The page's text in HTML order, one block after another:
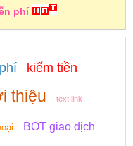
phí
kiếm tiền
thiệu text link
BOT giao dịch